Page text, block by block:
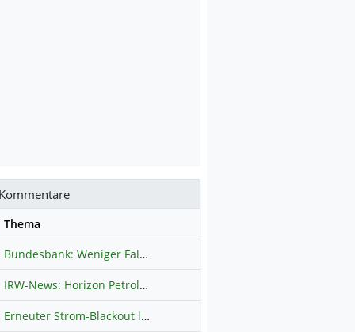
Thema
Bundesbank: Weniger Falschgeld in Deutschland
IRW-News: Horizon Petroleum Ltd. : Horizon Petroleum beginnt mit der Testförderung im Projekt Lachowice in Polen und schließt die Platzierung einer überzeichneten Wandelanleihe ab
Erneuter Strom-Blackout legt ganz Kuba lahm